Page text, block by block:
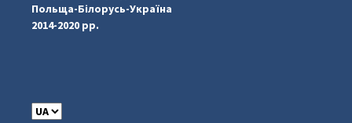
Польща-Білорусь-Україна
2014-2020 рр.
C